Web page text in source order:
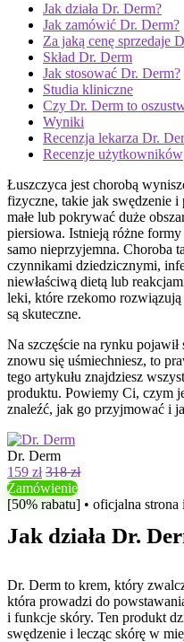
Jak działa Dr. Derm?
Jak zamówić Dr. Derm?
Za jaką cenę sprzedaje
Skład Dr. Derm
Jak stosować Dr. Derm?
Studia kliniczne
Czy Dr. Derm to
Wyniki
Recenzja lekarza Dr.
Recenzje użytkowników
Łuszczyca jest chorobą
fizyczne, takie jak swędzenie
małe lub pokrywać duże
piersiowa. Istnieją różne
samo nieprzyjemna. Choroba
czynnikami dziedzicznymi,
niewłaściwą dietą lub
leki, które rzekomo
są skuteczne.
Na szczęście na rynku
znowu się uśmiechniesz, to
tego artykułu znajdziesz
produktu. Powiemy Ci, czym
znaleźć, jak go przyjmować i
Dr. Derm
159 zł 318 zł
Zamówienie
[50% rabatu] • oficjalna strona
Jak działa Dr.
Dr. Derm to krem, który
która prowadzi do
i funkcje skóry. Ten produkt
swędzenie i lecząc skórę w